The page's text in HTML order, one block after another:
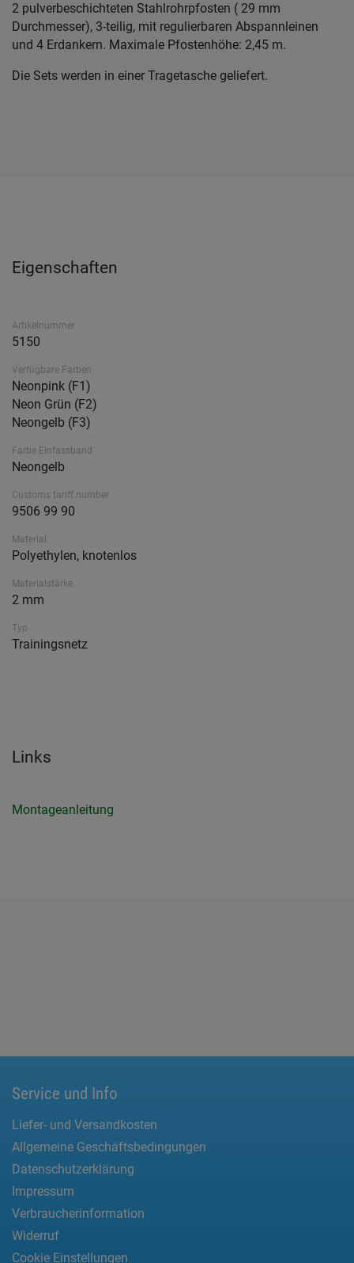
2 pulverbeschichteten Stahlrohrpfosten ( 29 mm
Durchmesser), 3-teilig, mit regulierbaren Abspannleinen
und 4 Erdankern. Maximale Pfostenhöhe: 2,45 m.
Die Sets werden in einer Tragetasche geliefert.
Eigenschaften
Artikelnummer
5150
Verfügbare Farben
Neonpink (F1)
Neon Grün (F2)
Neongelb (F3)
Farbe Einfassband
Neongelb
Customs tariff number
9506 99 90
Material
Polyethylen, knotenlos
Materialstärke
2 mm
Typ
Trainingsnetz
Links
Montageanleitung
Service und Info
Liefer- und Versandkosten
Allgemeine Geschäftsbedingungen
Datenschutzerklärung
Impressum
Verbraucherinformation
Widerruf
Cookie Einstellungen